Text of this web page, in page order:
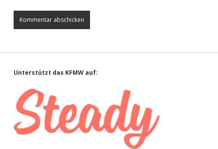
Sidebar
Unterstützt das KFMW auf: